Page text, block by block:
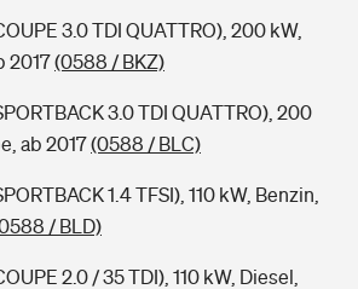
3.0 TDI QUATTRO), 200 kW,
2017(0588 / BKZ)
3.0 TDI QUATTRO), 200
ab 2017(0588 / BLC)
1.4 TFSI), 110 kW, Benzin,
/ BLD)
2.0 / 35 TDI), 110 kW, Diesel,